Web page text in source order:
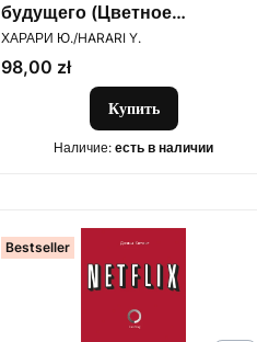
будущего (Цветное
коллекционное издание с
подписью автора)
ПРОИЗВОДИТЕЛЬ
ХАРАРИ Ю./HARARI Y.
Цена
98,00 zł
Купить
Наличие: есть в наличии
Bestseller